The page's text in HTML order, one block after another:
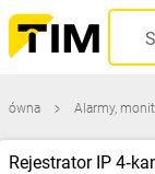
Alarmy,
Rejestrator IP